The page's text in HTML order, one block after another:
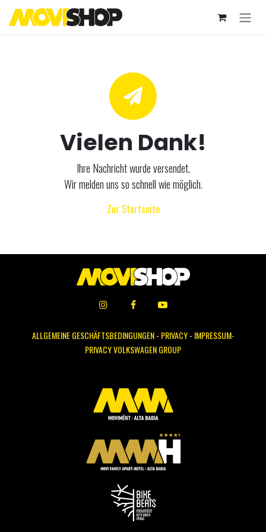
Vielen Dank!
Ihre Nachricht wurde versendet.
Wir melden uns so schnell wie möglich.
Zur Startseite
ALLGEMEINE GESCHÄFTSBEDINGUNGEN- PRIVACY- IMPRESSUM-
PRIVACY VOLKSWAGEN GROUP